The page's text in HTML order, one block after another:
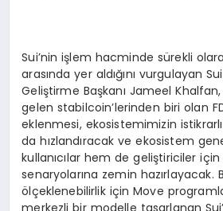
Sui’nin işlem hacminde sürekli
arasında yer aldığını vurgulayan
Geliştirme Başkanı Jameel
gelen stabilcoin’lerinden biri olan
eklenmesi, ekosistemimizin
da hızlandıracak ve ekosistem
kullanıcılar hem de geliştiriciler
senaryolarına zemin hazırlayacak.
ölçeklenebilirlik için Move